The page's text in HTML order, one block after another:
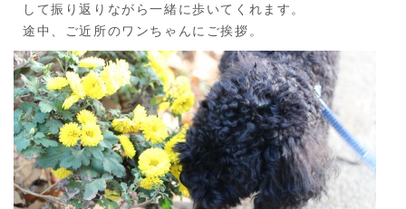
して振り返りながら一緒に歩いてくれます。
途中、ご近所のワンちゃんにご挨拶。